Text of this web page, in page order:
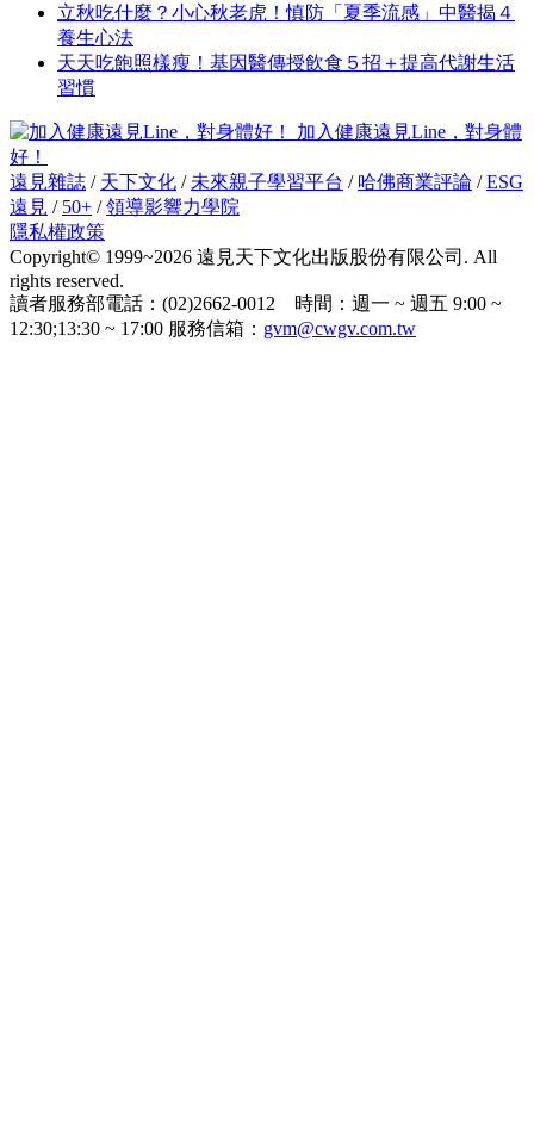
立秋吃什麼？小心秋老虎！慎防「夏季流感」中醫揭４
養生心法
天天吃飽照樣瘦！基因醫傳授飲食５招＋提高代謝生活
習慣
加入健康遠見Line，對身體
好！
遠見雜誌 / 天下文化 / 未來親子學習平台 / 哈佛商業評論 /ESG
遠見 / 50+ /領導影響力學院
隱私權政策
Copyright© 1999~2026 遠見天下文化出版股份有限公司. All
rights reserved.
讀者服務部電話：(02)2662-0012 時間：週一 ~ 週五 9:00 ~
12:30;13:30 ~ 17:00 服務信箱： gvm@cwgv.com.tw